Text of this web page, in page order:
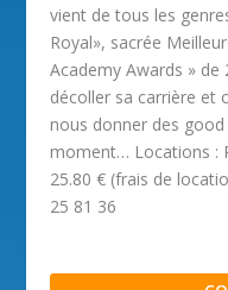
vient de tous les
Royal», sacrée
Academy Awards »
décoller sa carrière et
nous donner des
moment… Locations :
25.80 € (frais de
25 81 36